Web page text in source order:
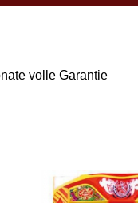
volle Garantie